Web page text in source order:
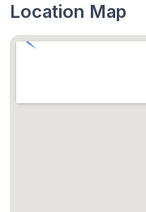
Location Map